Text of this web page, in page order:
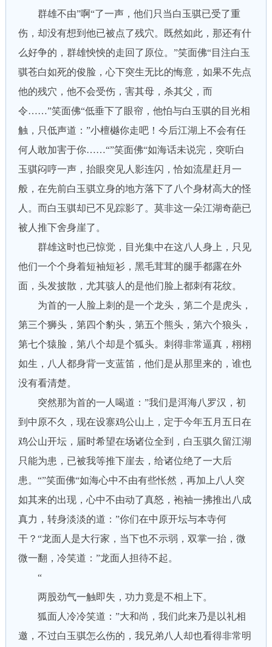
群雄不由”啊“了一声，他们只当白玉骐已受了重
伤，却没有想到他已被点了残穴。既然如此，那还有什
么好争的，群雄怏怏的走回了原位。”笑面佛“目注白玉
骐苍白如死的俊脸，心下突生无比的悔意，如果不先点
他的残穴，他不会受伤，害其母，杀其父，而
令……”笑面佛“低垂下了眼帘，他怕与白玉骐的目光相
触，只低声道：”小檀樾你走吧！今后江湖上不会有任
何人敢加害于你……“”笑面佛“如海话未说完，突听白
玉骐闷哼一声，抬眼突见人影连闪，恰如流星赶月一
般，在先前白玉骐立身的地方落下了八个身材高大的怪
人。而白玉骐却已不见踪影了。莫非这一朵江湖奇葩已
被人推下舍身崖了。
群雄这时也已惊觉，目光集中在这八人身上，只见
他们一个个身着短袖短衫，黑毛茸茸的腿手都露在外
面，头发披散，尤其骇人的是他们脸上都刺有花纹。
为首的一人脸上刺的是一个龙头，第二个是虎头，
第三个狮头，第四个豹头，第五个熊头，第六个狼头，
第七个猿脸，第八个却是个狐头。刺得非常逼真，栩栩
如生，八人都身背一支蓝笛，他们是从那里来的，谁也
没有看清楚。
突然那为首的一人喝道：”我们是洱海八罗汉，初
到中原不久，现在设寨鸡公山上，定于今年五月五日在
鸡公山开坛，届时希望在场诸位全到，白玉骐久留江湖
只能为患，已被我等推下崖去，给诸位绝了一大后
患。“”笑面佛“如海心中不由有些怅然，再加上八人突
如其来的出现，心中不由动了真怒，袍袖一拂推出八成
真力，转身淡淡的道：”你们在中原开坛与本寺何
干？“龙面人是大行家，当下也不示弱，双掌一抬，微
微一翻，冷笑道：”龙面人担待不起。
“
两股劲气一触即失，功力竟是不相上下。
狐面人冷冷笑道：”大和尚，我们此来乃是以礼相
邀，不过白玉骐怎么伤的，我兄弟八人却也看得非常明